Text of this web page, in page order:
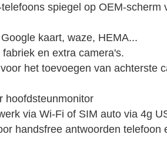
spiegel op OEM-
kaart, waze, HEMA...
en extra camera's.
het toevoegen van achterste
hoofdsteunmonitor
via Wi-Fi of SIM auto via 4g
handsfree antwoorden